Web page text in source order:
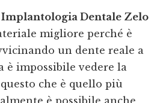
Implantologia Dentale Zelo
migliore perché è
un dente reale a
è impossibile vedere la
che è quello più